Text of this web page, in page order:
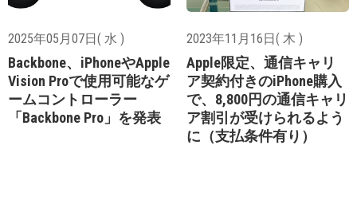
2025年05月07日( 水 )
Backbone、iPhoneやApple
Vision Proで使用可能なゲ
ームコントローラー
「Backbone Pro」を発表
2023年11月16日( 木 )
Apple限定、通信キャリ
ア契約付きのiPhone購入
で、8,800円の通信キャリ
ア割引が受けられるよう
に（支払条件有り）